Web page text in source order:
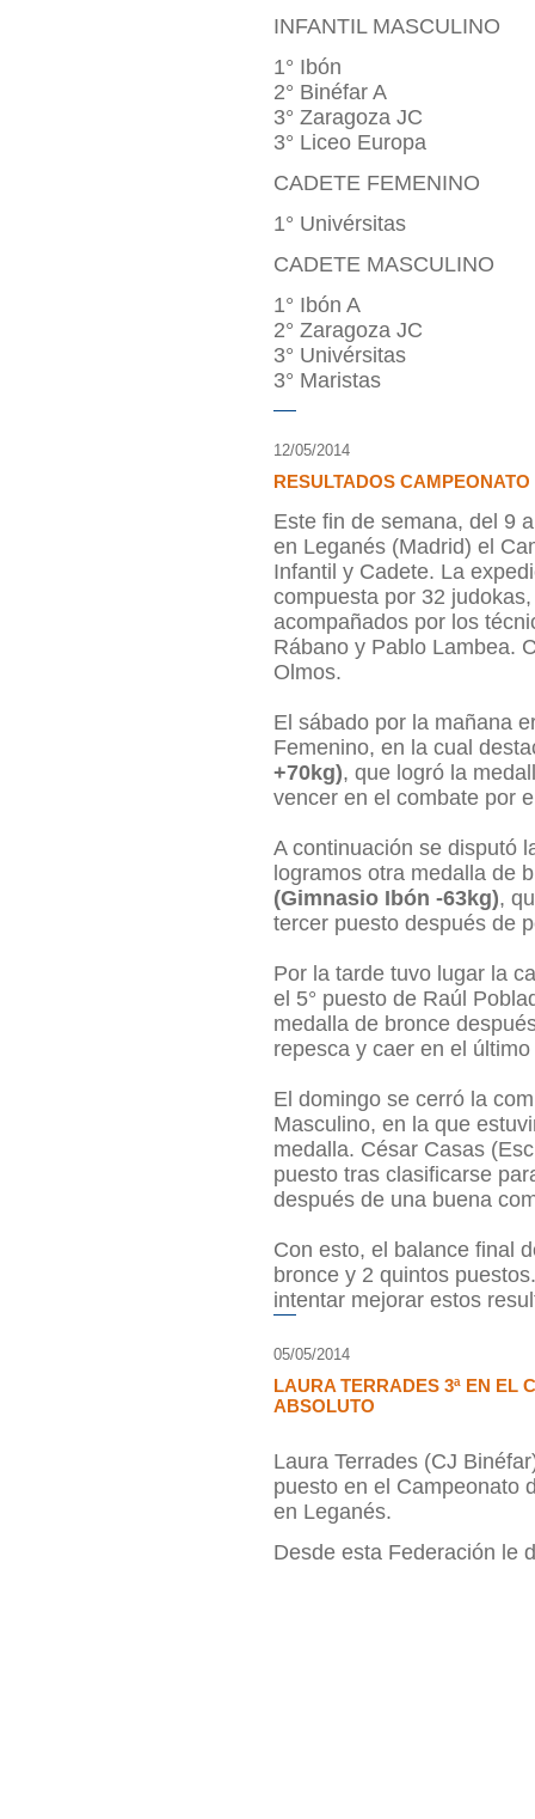
INFANTIL MASCULINO
1° Ibón
2° Binéfar A
3° Zaragoza JC
3° Liceo Europa
CADETE FEMENINO
1° Univérsitas
CADETE MASCULINO
1° Ibón A
2° Zaragoza JC
3° Univérsitas
3° Maristas
12/05/2014
RESULTADOS
Este fin de semana, del 9
en Leganés (Madrid) el
Infantil y Cadete. La
compuesta por 32
acompañados por los
Rábano y Pablo Lambea.
Olmos.
El sábado por la mañana
Femenino, en la cual
+70kg), que logró la
vencer en el combate por
A continuación se disputó
logramos otra medalla de
(Gimnasio Ibón -63kg),
tercer puesto después de
Por la tarde tuvo lugar la
el 5° puesto de Raúl
medalla de bronce
repesca y caer en el
El domingo se cerró la
Masculino, en la que
medalla. César Casas
puesto tras clasificarse
después de una buena
Con esto, el balance final
bronce y 2 quintos
intentar mejorar estos
05/05/2014
LAURA TERRADES 3ª EN EL
ABSOLUTO
Laura Terrades (CJ
puesto en el Campeonato
en Leganés.
Desde esta Federación le